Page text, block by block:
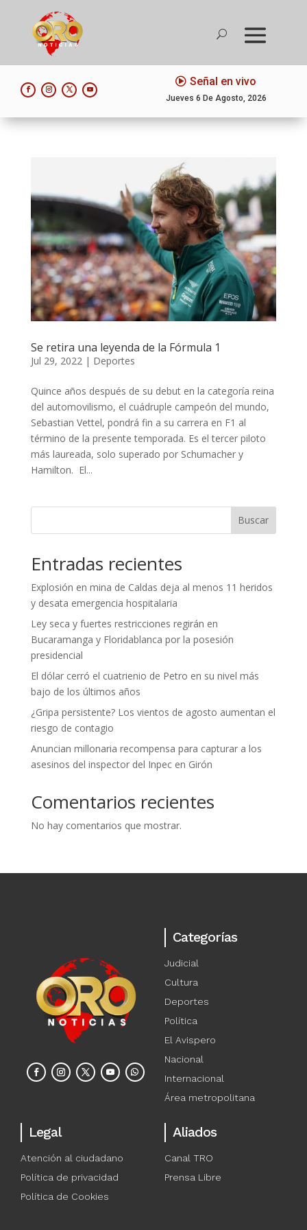
Señal en vivo
Jueves 6 De Agosto, 2026
Se retira una leyenda de la Fórmula 1
Jul 29, 2022 | Deportes
Quince años después de su debut en la categoría reina
del automovilismo, el cuádruple campeón del mundo,
Sebastian Vettel, pondrá fin a su carrera en F1 al
término de la presente temporada. Es el tercer piloto
más laureada, solo superado por Schumacher y
Hamilton. El...
Buscar
Entradas recientes
Explosión en mina de Caldas deja al menos 11 heridos
y desata emergencia hospitalaria
Ley seca y fuertes restricciones regirán en
Bucaramanga y Floridablanca por la posesión
presidencial
El dólar cerró el cuatrienio de Petro en su nivel más
bajo de los últimos años
¿Gripa persistente? Los vientos de agosto aumentan el
riesgo de contagio
Anuncian millonaria recompensa para capturar a los
asesinos del inspector del Inpec en Girón
Comentarios recientes
No hay comentarios que mostrar.
Categorías
Judicial
Cultura
Deportes
Política
El Avispero
Nacional
Internacional
Área metropolitana
Legal
Atención al ciudadano
Política de privacidad
Política de Cookies
Aliados
Canal TRO
Prensa Libre